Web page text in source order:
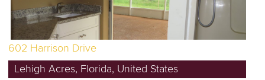
602 Harrison Drive
Lehigh Acres, Florida, United States